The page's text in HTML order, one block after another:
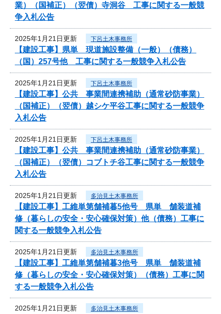
業）（国補正）（翌債）寺洞谷 工事に関する一般競
争入札公告
2025年1月21日更新 下呂土木事務所
【建設工事】県単 現道施設整備（一般）（債務）
（国）257号他 工事に関する一般競争入札公告
2025年1月21日更新 下呂土木事務所
【建設工事】公共 事業間連携補助（通常砂防事業）
（国補正）（翌債）越シケ平谷工事に関する一般競争
入札公告
2025年1月21日更新 下呂土木事務所
【建設工事】公共 事業間連携補助（通常砂防事業）
（国補正）（翌債）コブトチ谷工事に関する一般競争
入札公告
2025年1月21日更新 多治見土木事務所
【建設工事】工維単第舗補暮5他号 県単 舗装道補
修（暮らしの安全・安心確保対策）他（債務）工事に
関する一般競争入札公告
2025年1月21日更新 多治見土木事務所
【建設工事】工維単第舗補暮3他号 県単 舗装道補
修（暮らしの安全・安心確保対策）（債務）工事に関
する一般競争入札公告
2025年1月21日更新 多治見土木事務所